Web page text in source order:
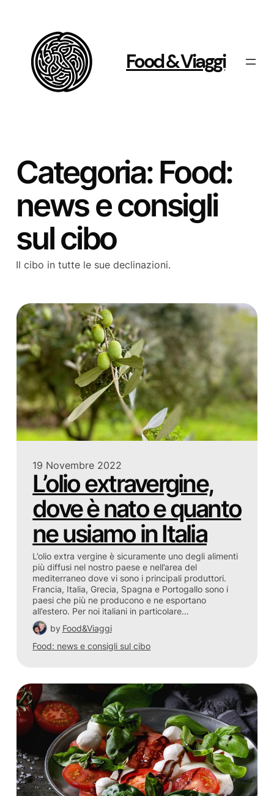
Food & Viaggi
Categoria:Food:
news e consigli
sul cibo
Il cibo in tutte le sue declinazioni.
19 Novembre 2022
L’olio extravergine,
dove è nato e quanto
ne usiamo in Italia
L’olio extra vergine è sicuramente uno degli alimenti
più diffusi nel nostro paese e nell’area del
mediterraneo dove vi sono i principali produttori.
Francia, Italia, Grecia, Spagna e Portogallo sono i
paesi che più ne producono e ne esportano
all’estero. Per noi italiani in particolare…
by Food&Viaggi
Food: news e consigli sul cibo